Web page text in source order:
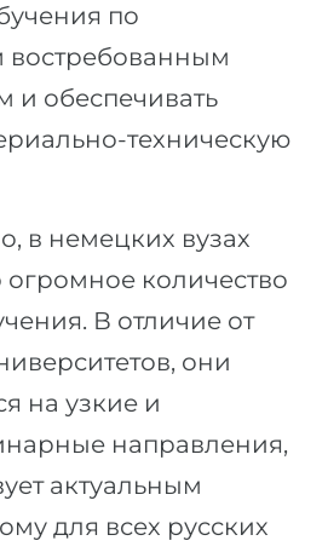
по
и обеспечивать
техническую
в немецких вузах
огромное количество
В отличие от
они
на узкие и
направления,
актуальным
для всех русских